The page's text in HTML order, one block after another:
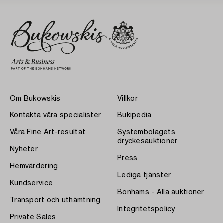
Om Bukowskis
Kontakta våra specialister
Våra Fine Art-resultat
Nyheter
Hemvärdering
Kundservice
Transport och uthämtning
Private Sales
Villkor
Bukipedia
Systembolagets
dryckesauktioner
Press
Lediga tjänster
Bonhams - Alla auktioner
Integritetspolicy